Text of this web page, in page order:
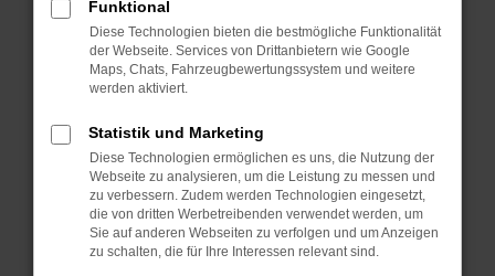
verhindern. Funktioniert die Seite in einem
anderen Browser oder in einem privaten
Fenster?
Starte dein Gerät neu.
Probleme zu beheben.
Stelle sicher, dass dein Browser und dein
Betriebssystem auf dem neuesten Stand
sind.
Veraltete Software birgt nicht nur ein
Sicherheitsrisiko, sondern kann auch dazu
Funktional
Diese Technologien bieten die bestmögliche Funktionalität
der Webseite. Services von Drittanbietern wie Google
Maps, Chats, Fahrzeugbewertungssystem und weitere
werden aktiviert.
Statistik und Marketing
Diese Technologien ermöglichen es uns, die Nutzung der
Webseite zu analysieren, um die Leistung zu messen und
zu verbessern. Zudem werden Technologien eingesetzt,
die von dritten Werbetreibenden verwendet werden, um
Sie auf anderen Webseiten zu verfolgen und um Anzeigen
zu schalten, die für Ihre Interessen relevant sind.